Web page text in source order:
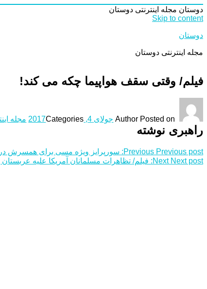
دوستان مجله اینترنتی دوستان
Skip to content
دوستان
مجله اینترنتی دوستان
فیلم/ وقتی سقف هواپیما چکه می کند!
Author Posted on جولای 4, 2017 Categories مجله
راهبری نوشته
Previous Previous post:
سورپرایز ویژه مسی برای همسرش
Next Next post:
فیلم/ تظاهرات مسلمانان آمریکا علیه